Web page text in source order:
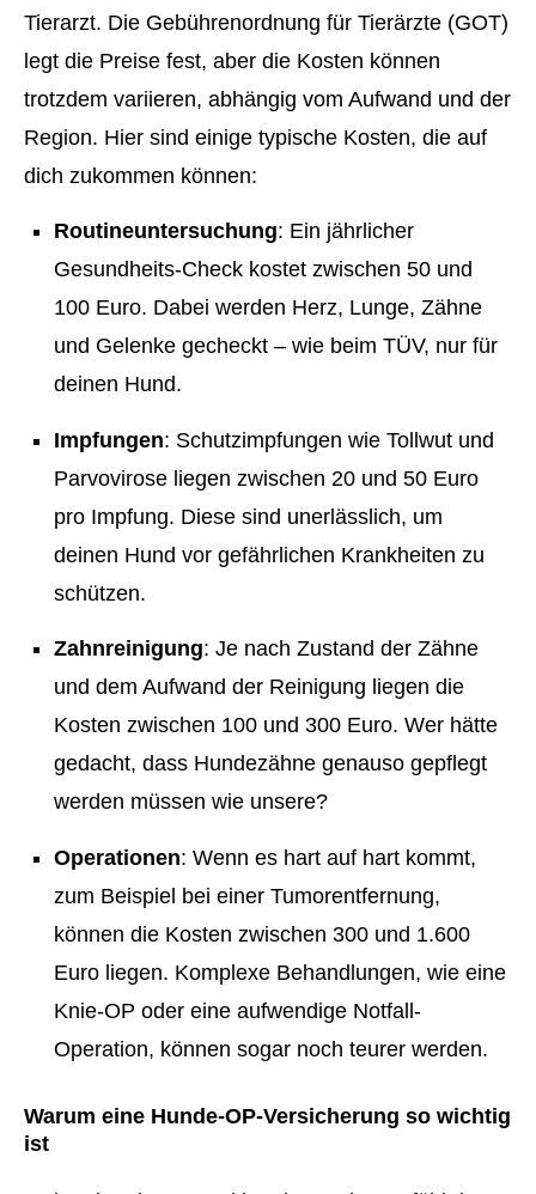
Tierarzt. Die Gebührenordnung für Tierärzte (GOT)
legt die Preise fest, aber die Kosten können
trotzdem variieren, abhängig vom Aufwand und der
Region. Hier sind einige typische Kosten, die auf
dich zukommen können:
Routineuntersuchung: Ein jährlicher
Gesundheits-Check kostet zwischen 50 und
100 Euro. Dabei werden Herz, Lunge, Zähne
und Gelenke gecheckt – wie beim TÜV, nur für
deinen Hund.
Impfungen: Schutzimpfungen wie Tollwut und
Parvovirose liegen zwischen 20 und 50 Euro
pro Impfung. Diese sind unerlässlich, um
deinen Hund vor gefährlichen Krank­hei­ten zu
schützen.
Zahnreinigung: Je nach Zustand der Zähne
und dem Aufwand der Reinigung liegen die
Kosten zwischen 100 und 300 Euro. Wer hätte
gedacht, dass Hundezähne genauso gepflegt
werden müssen wie unsere?
Operationen: Wenn es hart auf hart kommt,
zum Beispiel bei einer Tumorentfernung,
können die Kosten zwischen 300 und 1.600
Euro liegen. Komplexe Behandlungen, wie eine
Knie-OP oder eine aufwendige Notfall-
Operation, können sogar noch teurer werden.
Warum eine Hunde-OP-Versicherung so wichtig
ist